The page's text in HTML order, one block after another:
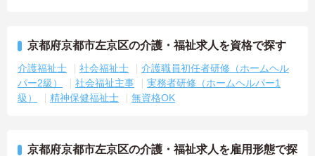
京都府京都市左京区の介護・福祉求人を資格で探す
介護福祉士 社会福祉士
介護職員初任者研修（ホームヘル
パー2級）
社会福祉主事
実務者研修（ホームヘルパー1
級）
精神保健福祉士 無資格OK
京都府京都市左京区の介護・福祉求人を雇用形態で探